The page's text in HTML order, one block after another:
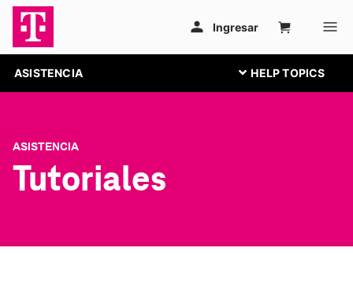
ASISTENCIA
ASISTENCIA
Tutoriales